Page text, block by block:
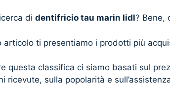
di dentifricio tau marin lidl? Bene,
articolo ti presentiamo i prodotti più
questa classifica ci siamo basati sul
ricevute, sulla popolarità e